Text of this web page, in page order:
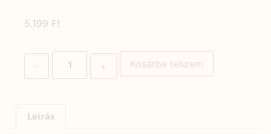
5.199 Ft
Kosárba teszem
Leírás